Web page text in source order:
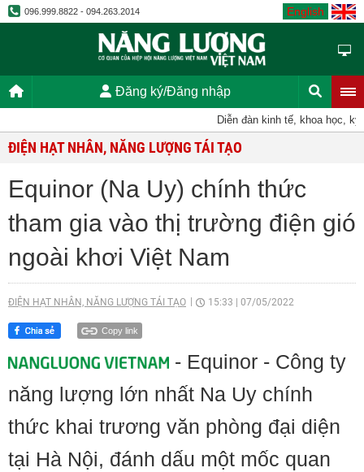
096.999.8822 - 094.263.2014 English
Đăng ký/Đăng nhập
Diễn đàn kinh tế, khoa học, kỹ
ĐIỆN HẠT NHÂN, NĂNG LƯỢNG TÁI TẠO
Equinor (Na Uy) chính thức
tham gia vào thị trường điện gió
ngoài khơi Việt Nam
ĐIỆN HẠT NHÂN, NĂNG LƯỢNG TÁI TẠO 15:33 07/05/2022
Copy link
- Equinor - Công ty
năng lượng lớn nhất Na Uy chính
thức khai trương văn phòng đại diện
tại Hà Nội, đánh dấu một mốc quan